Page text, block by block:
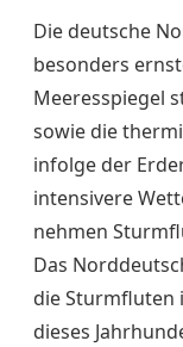
Die deutsche
besonders
Meeresspiegel
sowie die
infolge der
intensivere
nehmen
Das
die Sturmfluten
dieses